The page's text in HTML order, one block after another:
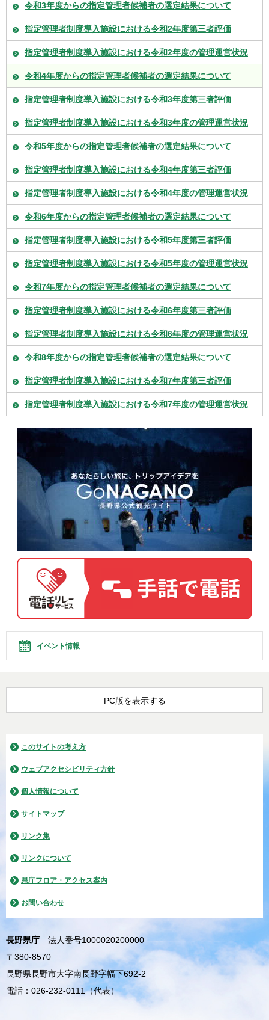
令和3年度からの指定管理者候補者の選定結果について
指定管理者制度導入施設における令和2年度第三者評価
指定管理者制度導入施設における令和2年度の管理運営状況
令和4年度からの指定管理者候補者の選定結果について
指定管理者制度導入施設における令和3年度第三者評価
指定管理者制度導入施設における令和3年度の管理運営状況
令和5年度からの指定管理者候補者の選定結果について
指定管理者制度導入施設における令和4年度第三者評価
指定管理者制度導入施設における令和4年度の管理運営状況
令和6年度からの指定管理者候補者の選定結果について
指定管理者制度導入施設における令和5年度第三者評価
指定管理者制度導入施設における令和5年度の管理運営状況
令和7年度からの指定管理者候補者の選定結果について
指定管理者制度導入施設における令和6年度第三者評価
指定管理者制度導入施設における令和6年度の管理運営状況
令和8年度からの指定管理者候補者の選定結果について
指定管理者制度導入施設における令和7年度第三者評価
指定管理者制度導入施設における令和7年度の管理運営状況
イベント情報
PC版を表示する
このサイトの考え方
ウェブアクセシビリティ方針
個人情報について
サイトマップ
リンク集
リンクについて
県庁フロア・アクセス案内
お問い合わせ
長野県庁
法人番号1000020200000
〒380-8570
長野県長野市大字南長野字幅下692-2
電話：026-232-0111（代表）